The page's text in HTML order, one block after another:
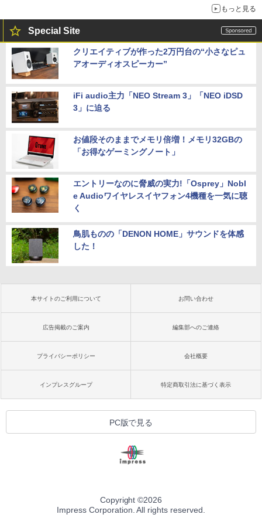
もっと見る
Special Site
クリエイティブが作った2万円台の“小さなピュ
アオーディオスピーカー”
iFi audio主力「NEO Stream 3」「NEO iDSD
3」に迫る
お値段そのままでメモリ倍増！メモリ32GBの
「お得なゲーミングノート」
エントリーなのに脅威の実力!「Osprey」Nobl
e Audioワイヤレスイヤフォン4機種を一気に聴
く
鳥肌ものの「DENON HOME」サウンドを体感
した！
本サイトのご利用について お問い合わせ
広告掲載のご案内 編集部へのご連絡
プライバシーポリシー 会社概要
インプレスグループ 特定商取引法に基づく表示
PC版で見る
Copyright ©2026
Impress Corporation. All rights reserved.